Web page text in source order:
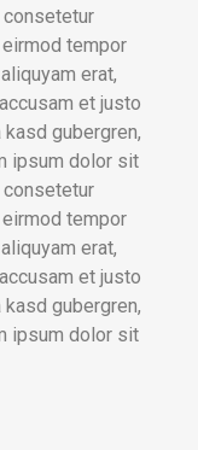
tempor
erat,
et justo
gubergren,
ipsum dolor sit
tempor
erat,
et justo
gubergren,
ipsum dolor sit